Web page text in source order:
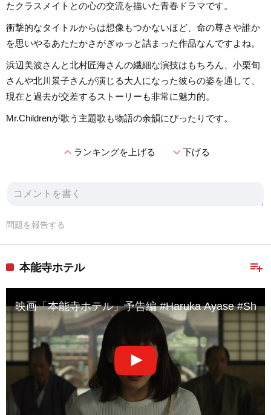
たクラスメイトとの心の交流を描いた青春ドラマです。
衝撃的なタイトルからは想像もつかないほど、命の尊さや誰か
を思いやるあたたかさがぎゅっと詰まった作品なんですよね。
浜辺美波さんと北村匠海さんの繊細な演技はもちろん、小栗旬
さんや北川景子さんが演じる大人になった彼らの姿を通して、
現在と過去が交差するストーリーも非常に魅力的。
Mr.Childrenが歌う主題歌も物語の余韻にぴったりです。
expand_lessランキングを上げる expand_more下げる
問題を報告する
playlist_add
本能寺ホテル
映画「本能寺ホテル」予告編 #Haruka Ayase